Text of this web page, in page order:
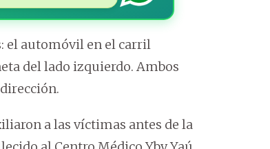
el automóvil en el carril
del lado izquierdo. Ambos
a las víctimas antes de la